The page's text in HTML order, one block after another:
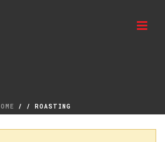
/ / ROASTING